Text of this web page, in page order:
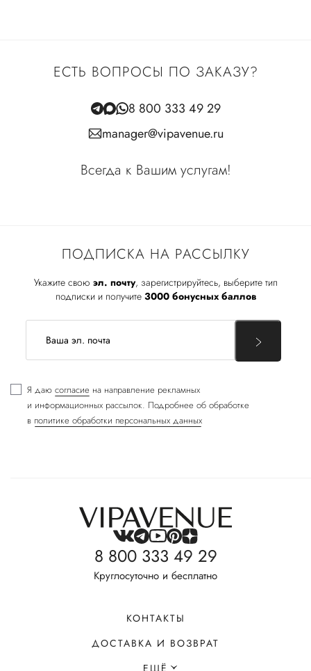
ПОДПИСКА НА РАССЫЛКУ
Укажите свою эл. почту, зарегистрируйтесь, выберите тип
подписки и получите 3000 бонусных баллов
Я даю согласие на направление рекламных
и информационных рассылок. Подробнее об обработке
в политике обработки персональных данных
ЕСТЬ ВОПРОСЫ ПО ЗАКАЗУ?
8 800 333 49 29
manager@vipavenue.ru
Всегда к Вашим услугам!
8 800 333 49 29
Круглосуточно и бесплатно
КОНТАКТЫ
ДОСТАВКА И ВОЗВРАТ
ЕЩЁ